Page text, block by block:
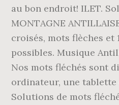
au bon endroit! ILET.
MONTAGNE
croisés, mots flèches et
possibles. Musique
Nos mots fléchés sont
ordinateur, une
Solutions de mots